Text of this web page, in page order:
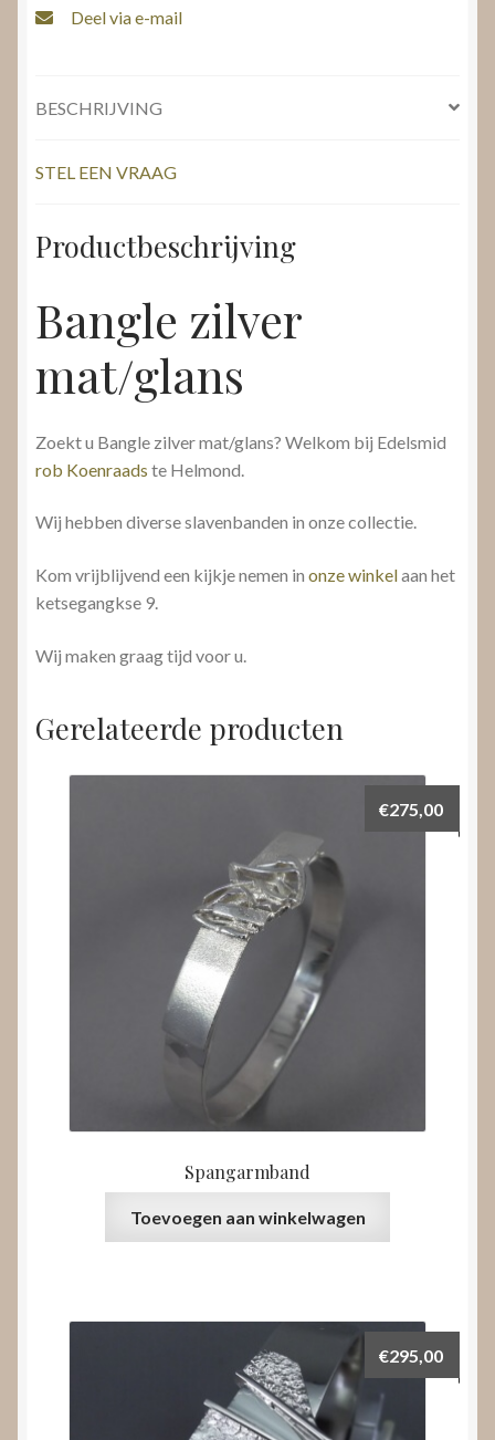
Deel via e-mail
BESCHRIJVING
STEL EEN VRAAG
Productbeschrijving
Bangle zilver
mat/glans
Zoekt u Bangle zilver mat/glans? Welkom bij Edelsmid
rob Koenraads te Helmond.
Wij hebben diverse slavenbanden in onze collectie.
Kom vrijblijvend een kijkje nemen in onze winkelaan het
ketsegangkse 9.
Wij maken graag tijd voor u.
Gerelateerde producten
Spangarmband
€275,00
Toevoegen aan winkelwagen
€295,00